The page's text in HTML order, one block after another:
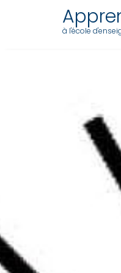
à l'école
18